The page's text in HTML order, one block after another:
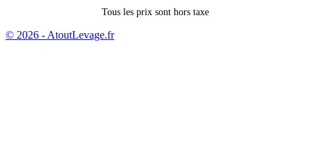
Tous les prix sont hors taxe
© 2026 - AtoutLevage.fr